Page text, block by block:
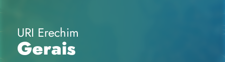
URI Erechim
Gerais